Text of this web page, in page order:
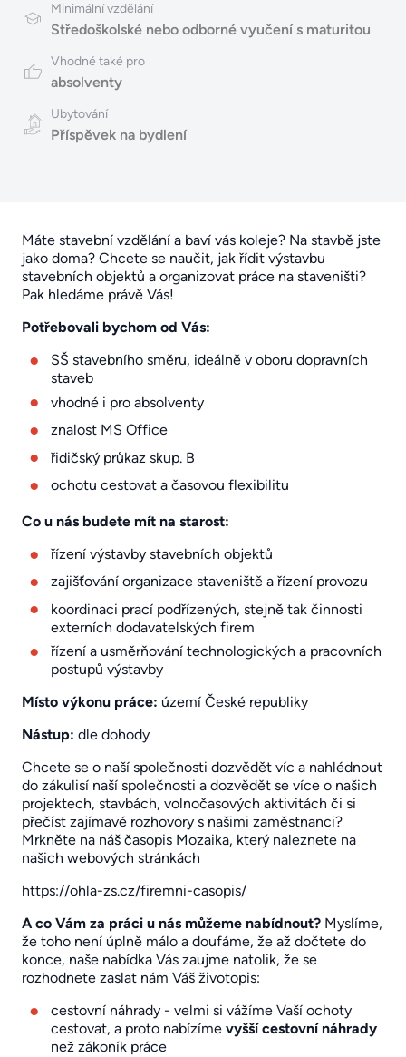
Minimální vzdělání
Středoškolské nebo odborné vyučení s maturitou
Vhodné také pro
absolventy
Ubytování
Příspěvek na bydlení
Máte stavební vzdělání a baví vás koleje? Na stavbě jste
jako doma? Chcete se naučit, jak řídit výstavbu
stavebních objektů a organizovat práce na staveništi?
Pak hledáme právě Vás!
Potřebovali bychom od Vás:
SŠ stavebního směru, ideálně v oboru dopravních
staveb
vhodné i pro absolventy
znalost MS Office
řidičský průkaz skup. B
ochotu cestovat a časovou flexibilitu
Co u nás budete mít na starost:
řízení výstavby stavebních objektů
zajišťování organizace staveniště a řízení provozu
koordinaci prací podřízených, stejně tak činnosti
externích dodavatelských firem
řízení a usměrňování technologických a pracovních
postupů výstavby
Místo výkonu práce: území České republiky
Nástup: dle dohody
Chcete se o naší společnosti dozvědět víc a nahlédnout
do zákulisí naší společnosti a dozvědět se více o našich
projektech, stavbách, volnočasových aktivitách či si
přečíst zajímavé rozhovory s našimi zaměstnanci?
Mrkněte na náš časopis Mozaika, který naleznete na
našich webových stránkách
https://ohla-zs.cz/firemni-casopis/
A co Vám za práci u nás můžeme nabídnout? Myslíme,
že toho není úplně málo a doufáme, že až dočtete do
konce, naše nabídka Vás zaujme natolik, že se
rozhodnete zaslat nám Váš životopis:
cestovní náhrady - velmi si vážíme Vaší ochoty
cestovat, a proto nabízíme vyšší cestovní náhrady
než zákoník práce